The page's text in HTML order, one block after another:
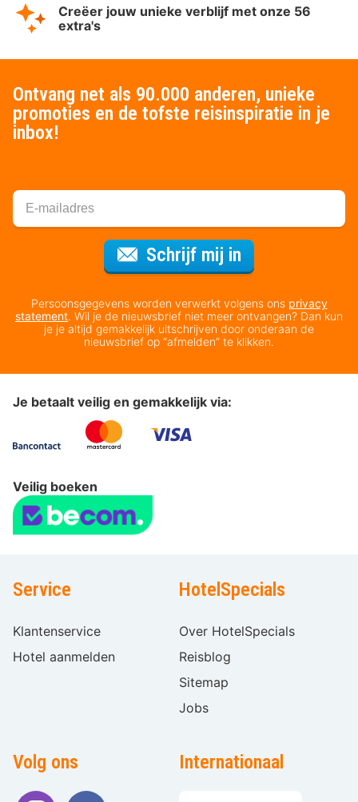
Creëer jouw unieke verblijf met onze 56
extra's
Ontvang net als 90.000 anderen, unieke
promoties en de tofste reisinspiratie in je
inbox!
Schrijf mij in
Persoonsgegevens worden verwerkt volgens ons privacy
statement. Wil je de nieuwsbrief niet meer ontvangen? Dan kun
je je altijd gemakkelijk uitschrijven door onderaan de
nieuwsbrief op “afmelden” te klikken.
Je betaalt veilig en gemakkelijk via:
Veilig boeken
Service
Klantenservice
Hotel aanmelden
HotelSpecials
Over HotelSpecials
Reisblog
Sitemap
Jobs
Volg ons Internationaal